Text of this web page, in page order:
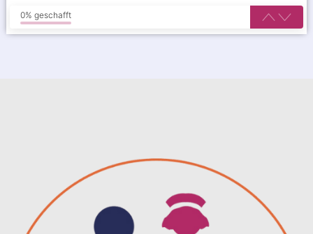
0% geschafft